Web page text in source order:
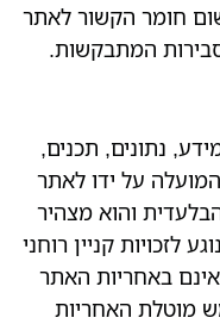
חומר הקשור לאתר
המתבקשות.
נתונים, תכנים,
על ידו לאתר
והוא מצהיר
לזכויות קניין רוחני
אינם באחריות האתר
מוטלת האחריות